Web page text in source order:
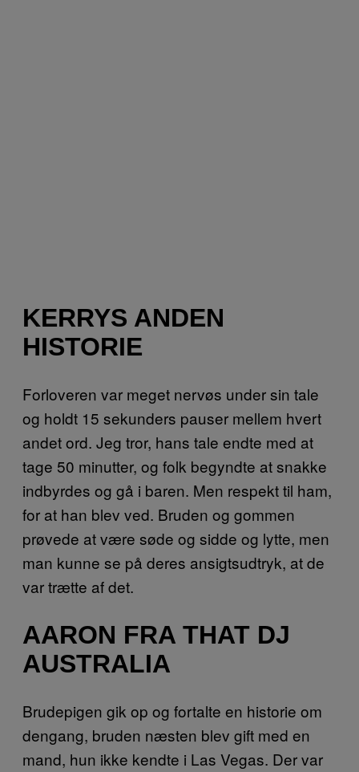
KERRYS ANDEN
HISTORIE
Forloveren var meget nervøs under sin tale
og holdt 15 sekunders pauser mellem hvert
andet ord. Jeg tror, hans tale endte med at
tage 50 minutter, og folk begyndte at snakke
indbyrdes og gå i baren. Men respekt til ham,
for at han blev ved. Bruden og gommen
prøvede at være søde og sidde og lytte, men
man kunne se på deres ansigtsudtryk, at de
var trætte af det.
AARON FRA THAT DJ
AUSTRALIA
Brudepigen gik op og fortalte en historie om
dengang, bruden næsten blev gift med en
mand, hun ikke kendte i Las Vegas. Der var